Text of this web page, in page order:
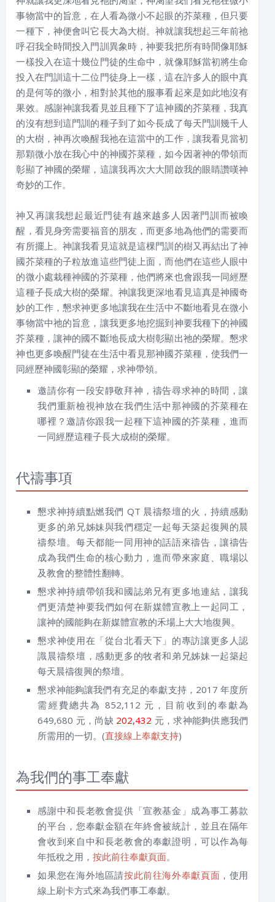
事物當中的旨意，在人看為微小不起眼的芥菜種，但只要
一種下，神便會叫它長大為大樹。神就讓我想起三年前祂
呼召我全時間投入門訓異象時，神要我把所有時間像耶穌
一樣投入在這十幾位門徒的生命中，就像耶穌當初將生命
投入在門訓這十二位門徒身上一樣，這在許多人的眼中真
的是何等的微小，相對於其他的服事看起來是如此地沒有
果效。感謝神讓我看見並且種下了這神國的芥菜種，我真
的沒有想到這門訓的種子到了如今長成了每天門訓幾千人
的大樹，神再次喚醒我祂在這當中的工作，讓我看見當初
那顆微小放在我心中的神國芥菜種，如今因著神的帶領而
彰顯了神國的榮耀，這讓我再次大大開啟我的眼睛讚嘆神
奇妙的工作。
神又再讓我想起最近門徒有越來越多人因著門訓而被喚
醒，看見身旁需要福音的朋友，而更多地為他們的需要而
有所擺上。神讓我看見這就是這棵門訓的樹又再結出了神
國芥菜種的子粒放進這些門徒上面，而他們在這些人眼中
的微小處栽種神國的芥菜種，他們將來也會跟我一同經歷
這種子長成大樹的榮耀。神讓我更深地看見這真是神國奇
妙的工作，懇求神更多地讓我在生活中不斷地看見在微小
事物當中祂的旨意，讓我更多地挖掘到神要我種下的神國
芥菜種，讓神的國不斷地長成大樹彰顯出祂的榮耀。懇求
神也更多喚醒門徒在生活中看見那神國芥菜種，使我們一
同經歷神國彰顯的榮耀，求神帶領。
邀請你有一段安靜敬拜神，禱告尋求神的時間，讓
我們重新檢視神放在我們生活中那神國的芥菜種在
哪裡？邀請你跟我一起種下這神國的芥菜種，進而
一同經歷這種子長大成樹的榮耀。
代禱事項
懇求神持續點燃我們 QT 晨禱祭壇的火，持續感動
更多的弟兄姊妹與我們穩定一起每天築起復興的晨
禱祭壇。每天都能一同用神的話語來禱告，讓禱告
成為我們生命的核心動力，進而帶來家庭、職場以
及教會的整體性翻轉。
懇求神持續帶領我和國誌弟兄有更多地連結，讓我
們更清楚神要我們如何在新媒體宣教上一起同工，
讓神的國能夠在新媒體宣教的禾場上大大地復興。
懇求神使用在「從台北看天下」的專訪讓更多人認
識晨禱祭壇，感動更多的牧者和弟兄姊妹一起築起
每天晨禱復興的祭壇。
懇求神能夠讓我們有充足的奉獻支持，2017 年度所
需經費總共為 852,112 元，目前收到的奉獻為
649,680 元，尚缺 202,432 元，求神能夠供應我們
所需用的一切。(直接線上奉獻支持)
為我們的事工奉獻
感謝中和長老教會提供「宣教基金」成為事工募款
的平台，您奉獻金額在年終會被統計，並且在隔年
會收到來自中和長老教會的奉獻證明，可以作為每
年抵稅之用，按此前往奉獻頁面。
如果您在海外地區請按此前往海外奉獻頁面 ，使用
線上刷卡方式來為我們事工奉獻。